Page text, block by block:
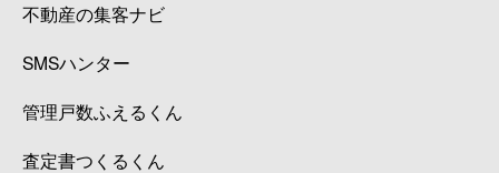
不動産の集客ナビ
SMSハンター
管理戸数ふえるくん
査定書つくるくん